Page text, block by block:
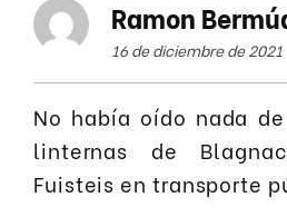
Ramon
16 de diciembre de 2021
No había oído nada
linternas de
Fuisteis en transporte